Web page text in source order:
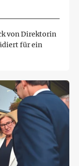
von Direktorin
für ein